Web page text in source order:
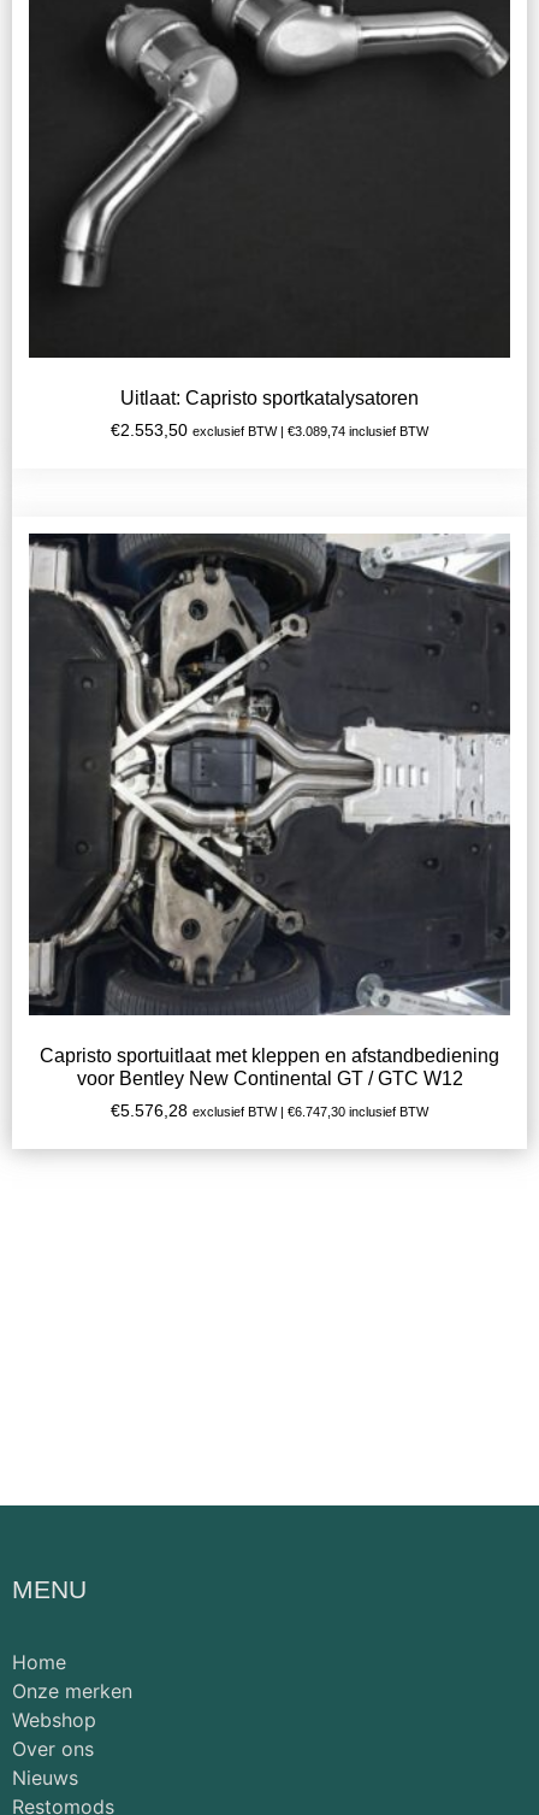
Uitlaat: Capristo sportkatalysatoren
€2.553,50 exclusief BTW | €3.089,74 inclusief BTW
Capristo sportuitlaat met kleppen en afstandbediening
voor Bentley New Continental GT / GTC W12
€5.576,28 exclusief BTW | €6.747,30 inclusief BTW
MENU
Home
Onze merken
Webshop
Over ons
Nieuws
Restomods